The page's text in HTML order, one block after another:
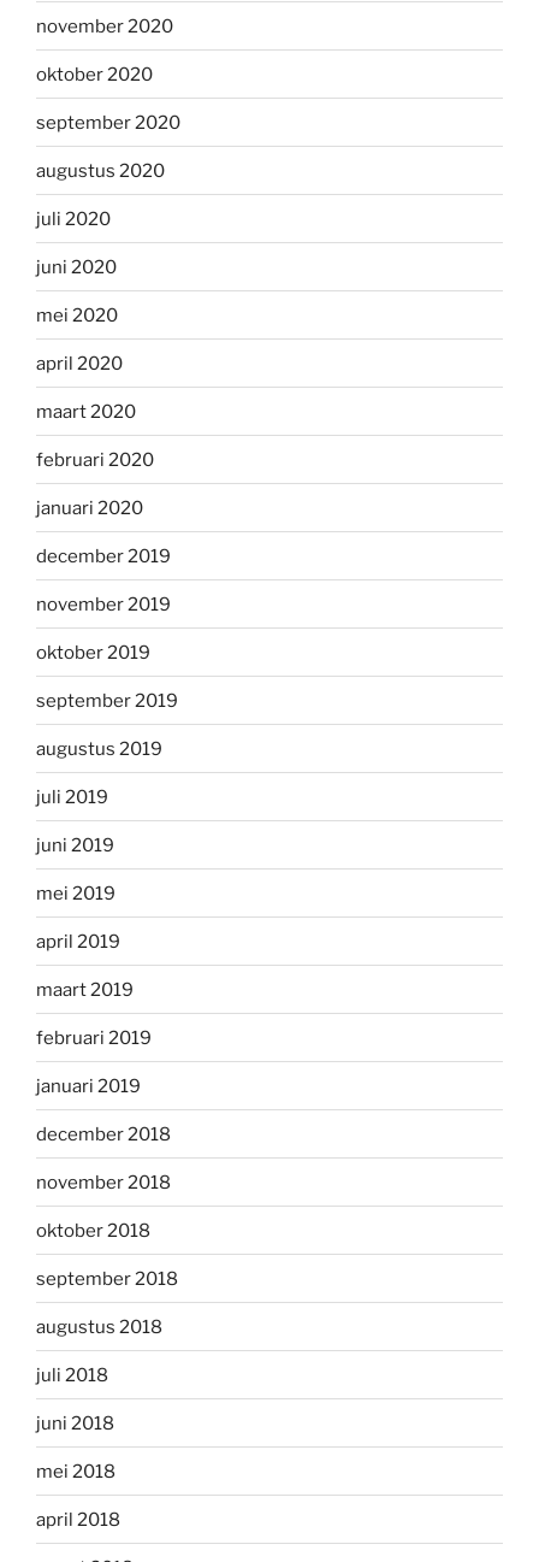
november 2020
oktober 2020
september 2020
augustus 2020
juli 2020
juni 2020
mei 2020
april 2020
maart 2020
februari 2020
januari 2020
december 2019
november 2019
oktober 2019
september 2019
augustus 2019
juli 2019
juni 2019
mei 2019
april 2019
maart 2019
februari 2019
januari 2019
december 2018
november 2018
oktober 2018
september 2018
augustus 2018
juli 2018
juni 2018
mei 2018
april 2018